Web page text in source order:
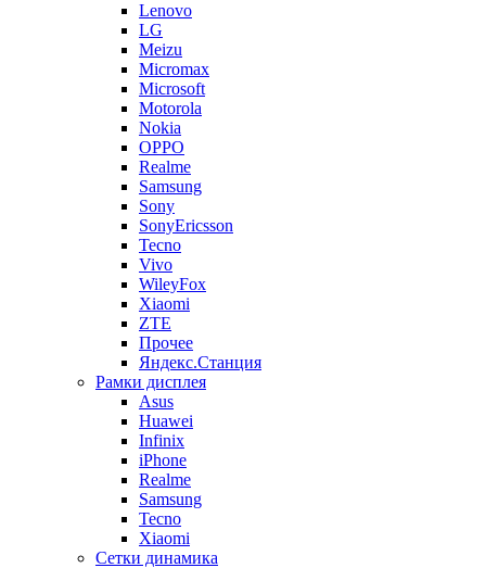
Lenovo
LG
Meizu
Micromax
Microsoft
Motorola
Nokia
OPPO
Realme
Samsung
Sony
SonyEricsson
Tecno
Vivo
WileyFox
Xiaomi
ZTE
Прочее
Яндекс.Станция
Рамки дисплея
Asus
Huawei
Infinix
iPhone
Realme
Samsung
Tecno
Xiaomi
Сетки динамика